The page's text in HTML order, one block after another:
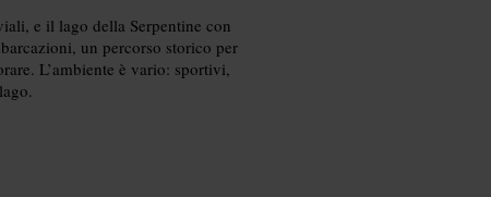
e il lago della Serpentine con
un percorso storico per
L’ambiente è vario: sportivi,